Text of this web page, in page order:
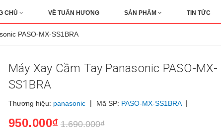
CHỦ VỀ TUẤN HƯƠNG SẢN PHẨM TIN TỨC
PASO-MX-SS1BRA
Máy Xay Cầm Tay Panasonic PASO-MX-
SS1BRA
Thương hiệu: panasonic | Mã SP: PASO-MX-SS1BRA |
950.000₫ 1.690.000₫